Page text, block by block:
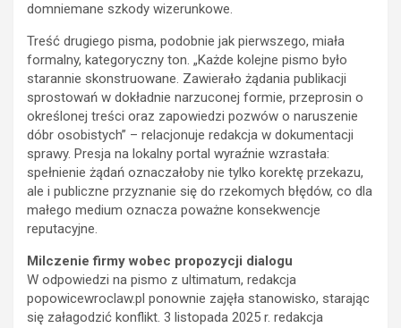
domniemane szkody wizerunkowe.
Treść drugiego pisma, podobnie jak pierwszego, miała
formalny, kategoryczny ton. „Każde kolejne pismo było
starannie skonstruowane. Zawierało żądania publikacji
sprostowań w dokładnie narzuconej formie, przeprosin o
określonej treści oraz zapowiedzi pozwów o naruszenie
dóbr osobistych” – relacjonuje redakcja w dokumentacji
sprawy. Presja na lokalny portal wyraźnie wzrastała:
spełnienie żądań oznaczałoby nie tylko korektę przekazu,
ale i publiczne przyznanie się do rzekomych błędów, co dla
małego medium oznacza poważne konsekwencje
reputacyjne.
Milczenie firmy wobec propozycji dialogu
W odpowiedzi na pismo z ultimatum, redakcja
popowicewroclaw.pl ponownie zajęła stanowisko, starając
się załagodzić konflikt. 3 listopada 2025 r. redakcja